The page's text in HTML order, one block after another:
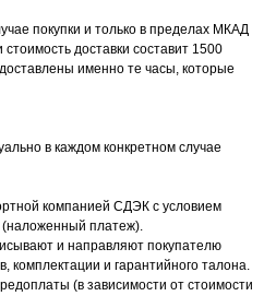
покупки и только в пределах МКАД
доставки составит 1500
именно те часы, которые
в каждом конкретном случае
компанией СДЭК с условием
(наложенный платеж).
и направляют покупателю
комплектации и гарантийного талона.
(в зависимости от стоимости